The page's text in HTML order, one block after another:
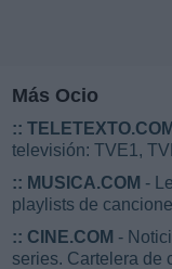
Más Ocio
:: TELETEXTO.COM
televisión: TVE1,
:: MUSICA.COM -
playlists de
:: CINE.COM -
series. Cartelera de